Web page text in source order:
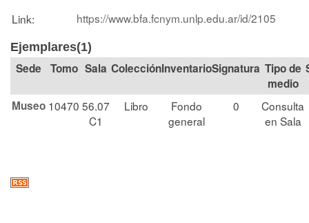
Link:
https://www.bfa.fcnym.unlp.edu.ar/id/2105
Ejemplares(1)
Tomo Sala Colección Signatura Tipo de
medio
Museo 10470 56.07
C1
Libro
Fondo
general
0
Consulta
en Sala